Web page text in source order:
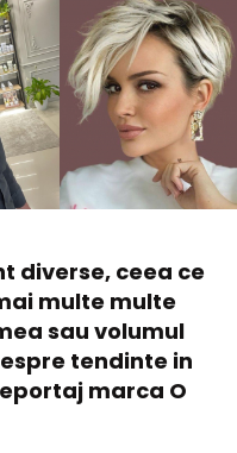
diverse, ceea ce
multe multe
sau volumul
tendinte in
marca O